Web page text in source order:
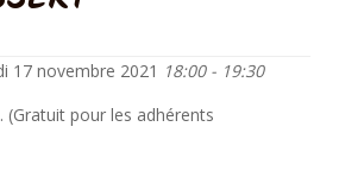
17 novembre 2021 18:00 - 19:30
(Gratuit pour les adhérents